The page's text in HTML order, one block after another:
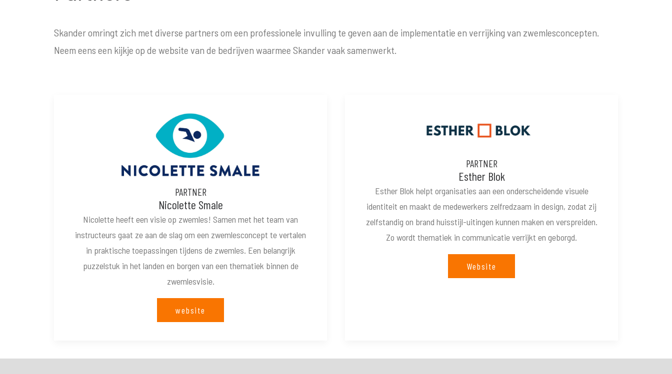
Skander omringt zich met diverse partners om een professionele invulling te geven aan de implementatie en verrijking van zwemlesconcepten.
Neem eens een kijkje op de website van de bedrijven waarmee Skander vaak samenwerkt.
PARTNER
Nicolette Smale
Nicolette heeft een visie op zwemles! Samen met het team van
instructeurs gaat ze aan de slag om een zwemlesconcept te vertalen
in praktische toepassingen tijdens de zwemles. Een belangrijk
puzzelstuk in het landen en borgen van een thematiek binnen de
zwemlesvisie.
website
PARTNER
Esther Blok
Esther Blok helpt organisaties aan een onderscheidende visuele
identiteit en maakt de medewerkers zelfredzaam in design, zodat zij
zelfstandig on brand huisstijl-uitingen kunnen maken en verspreiden.
Zo wordt thematiek in communicatie verrijkt en geborgd.
Website